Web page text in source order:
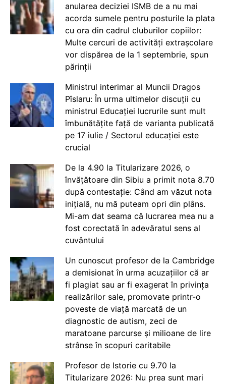
anularea deciziei ISMB de a nu mai
acorda sumele pentru posturile la plata
cu ora din cadrul cluburilor copiilor:
Multe cercuri de activități extrașcolare
vor dispărea de la 1 septembrie, spun
părinții
Ministrul interimar al Muncii Dragos
Pîslaru: În urma ultimelor discuții cu
ministrul Educației lucrurile sunt mult
îmbunătățite față de varianta publicată
pe 17 iulie / Sectorul educației este
crucial
De la 4.90 la Titularizare 2026, o
învățătoare din Sibiu a primit nota 8.70
după contestație: Când am văzut nota
inițială, nu mă puteam opri din plâns.
Mi-am dat seama că lucrarea mea nu a
fost corectată în adevăratul sens al
cuvântului
Un cunoscut profesor de la Cambridge
a demisionat în urma acuzațiilor că ar
fi plagiat sau ar fi exagerat în privința
realizărilor sale, promovate printr-o
poveste de viață marcată de un
diagnostic de autism, zeci de
maratoane parcurse și milioane de lire
strânse în scopuri caritabile
Profesor de Istorie cu 9.70 la
Titularizare 2026: Nu prea sunt mari